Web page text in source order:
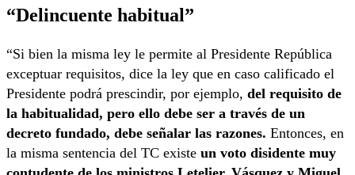
“Delincuente habitual”
“Si bien la misma ley le permite al Presidente República
exceptuar requisitos, dice la ley que en caso calificado el
Presidente podrá prescindir, por ejemplo, del requisito de
la habitualidad, pero ello debe ser a través de un
decreto fundado, debe señalar las razones. Entonces, en
la misma sentencia del TC existe un voto disidente muy